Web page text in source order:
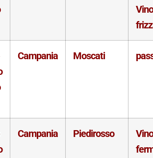
Vino
Campania Moscati
Campania Piedirosso
Vino